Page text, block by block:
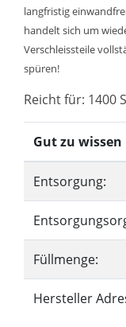
langfristig
handelt sich um
Verschleissteile
spüren!
Reicht für: 1400
Gut zu wissen
Entsorgung:
Füllmenge:
Hersteller